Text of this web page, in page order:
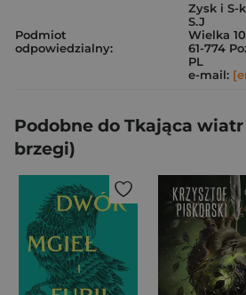
Podmiot
odpowiedzialny:
Zysk i S-
S.J
Wielka 10
61-774
PL
e-mail:
Podobne do Tkająca
brzegi)